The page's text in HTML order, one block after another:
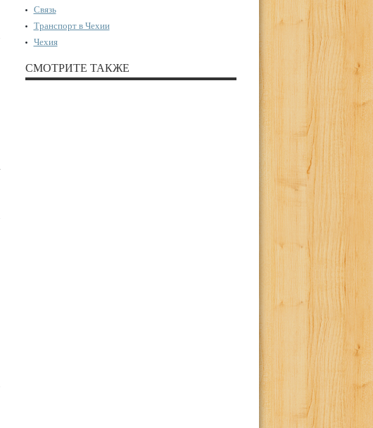
Связь
Транспорт в Чехии
Чехия
СМОТРИТЕ ТАКЖЕ